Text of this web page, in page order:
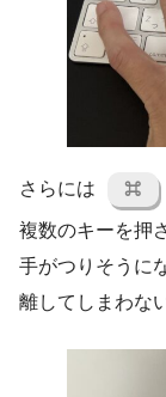
さらには ⌘
複数のキーを押
手がつりそうに
離してしまわな